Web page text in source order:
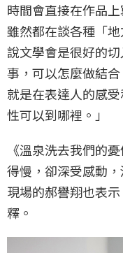
時間會直接在作品
雖然都在談各種「
說文學會是很好的
事，可以怎麼做結
就是在表達人的感
性可以到哪裡。」
《溫泉洗去我們的
得慢，卻深受感動
現場的郝譽翔也表
釋。